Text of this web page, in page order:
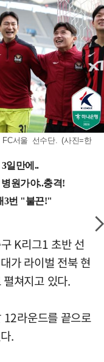
서울 선수단. (사진=한
K리그1 초반 선
가 라이벌 전북 현
쳐지고 있다.
라운드를 끝으로
.